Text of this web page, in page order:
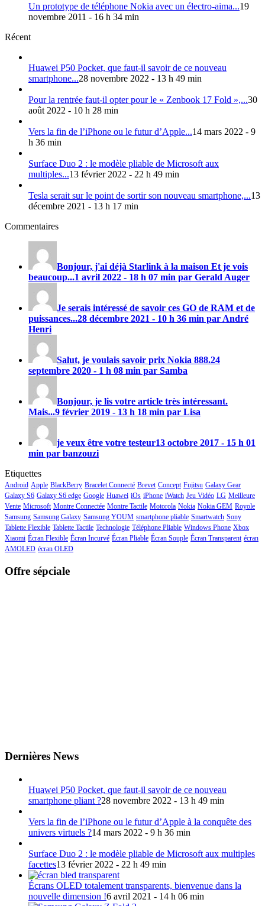
Un prototype de téléphone Nokia avec un électro-aima...19
novembre 2011 - 16 h 34 min
Récent
Huawei P50 Pocket, que faut-il savoir de ce nouveau
smartphone...28 novembre 2022 - 13 h 49 min
Pour la rentrée faut-il opter pour le « Zenbook 17 Fold »,...30
août 2022 - 10 h 28 min
Vers la fin de l’iPhone ou le futur d’Apple...14 mars 2022 - 9
h 36 min
Surface Duo 2 : le modèle pliable de Microsoft aux
multiples...13 février 2022 - 22 h 49 min
Tesla serait sur le point de sortir son nouveau smartphone,...13
décembre 2021 - 13 h 17 min
Commentaires
Bonjour, j'ai déjà Starlink à la maison Et je vois
beaucoup...1 avril 2022 - 18 h 07 min par Gerald Auger
Je serais intéressé de savoir ces GO de RAM et de
puissances...28 décembre 2021 - 10 h 36 min par André
Henri
Salut, je voulais savoir prix Nokia 888.24
septembre 2020 - 1 h 08 min par Samba
Bonjour, je lis votre article très intéressant.
Mais...9 février 2019 - 13 h 18 min par Lisa
je veux être votre testeur13 octobre 2017 - 15 h 01
min par banzouzi
Etiquettes
Android Apple BlackBerry Bracelet Connecté Brevet Concept Fujitsu Galaxy Gear
Galaxy S6 Galaxy S6 edge Google Huawei iOs iPhone iWatch Jeu Vidéo LG Meilleure
Vente Microsoft Montre Connectée Montre Tactile Motorola Nokia Nokia GEM Royole
Samsung Samsung Galaxy Samsung YOUM smartphone pliable Smartwatch Sony
Tablette Flexible Tablette Tactile Technologie Téléphone Pliable Windows Phone Xbox
Xiaomi Écran Flexible Écran Incurvé Écran Pliable Écran Souple Écran Transparent écran
AMOLED écran OLED
Offre sépciale
Dernières News
Huawei P50 Pocket, que faut-il savoir de ce nouveau
smartphone pliant ?28 novembre 2022 - 13 h 49 min
Vers la fin de l’iPhone ou le futur d’Apple à la conquête des
univers virtuels ?14 mars 2022 - 9 h 36 min
Surface Duo 2 : le modèle pliable de Microsoft aux multiples
facettes13 février 2022 - 22 h 49 min
Écrans OLED totalement transparents, bienvenue dans la
nouvelle dimension !6 avril 2021 - 14 h 06 min